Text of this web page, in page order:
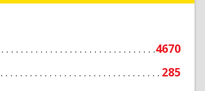
4670
285
Подробнее